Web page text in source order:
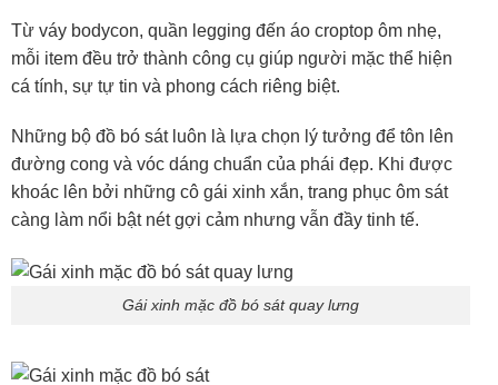
Từ váy bodycon, quần legging đến áo croptop ôm nhẹ,
mỗi item đều trở thành công cụ giúp người mặc thể hiện
cá tính, sự tự tin và phong cách riêng biệt.
Những bộ đồ bó sát luôn là lựa chọn lý tưởng để tôn lên
đường cong và vóc dáng chuẩn của phái đẹp. Khi được
khoác lên bởi những cô gái xinh xắn, trang phục ôm sát
càng làm nổi bật nét gợi cảm nhưng vẫn đầy tinh tế.
Gái xinh mặc đồ bó sát quay lưng